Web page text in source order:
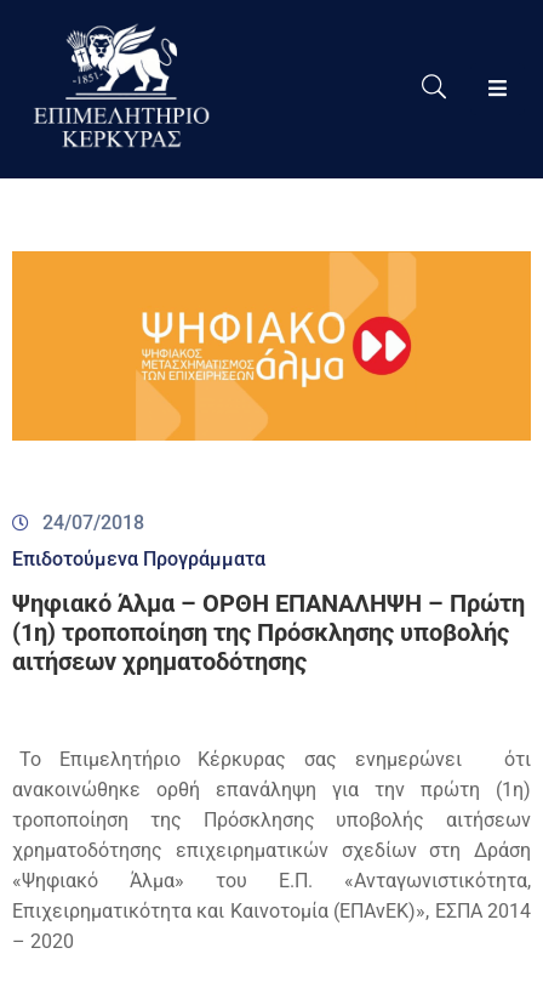
Το
Eπιμελητήριο
24/07/2018
Επιδοτούμενα Προγράμματα
Ψηφιακό Άλμα – ΟΡΘΗ ΕΠΑΝΑΛΗΨΗ – Πρώτη
(1η) τροποποίηση της Πρόσκλησης υποβολής
αιτήσεων χρηματοδότησης
Το Επιμελητήριο Κέρκυρας σας ενημερώνει
ότι
ανακοινώθηκε ορθή επανάληψη για την πρώτη (1η)
τροποποίηση της Πρόσκλησης υποβολής αιτήσεων
χρηματοδότησης επιχειρηματικών σχεδίων στη Δράση
«Ψηφιακό Άλμα» του Ε.Π. «Ανταγωνιστικότητα,
Επιχειρηματικότητα και Καινοτομία (ΕΠΑνΕΚ)», ΕΣΠΑ 2014
– 2020